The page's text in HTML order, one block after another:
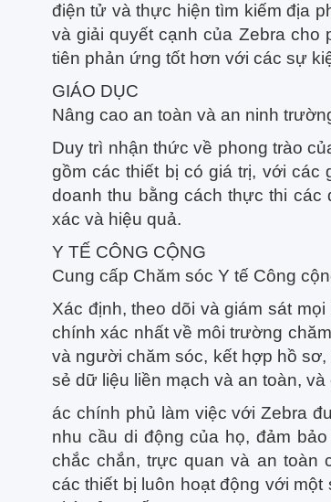
điện tử và thực hiện tìm kiếm địa
và giải quyết cạnh của Zebra
tiên phản ứng tốt hơn với các sự
GIÁO DỤC
Nâng cao an toàn và an ninh
Duy trì nhận thức về phong trào
gồm các thiết bị có giá trị, với
doanh thu bằng cách thực thi
xác và hiệu quả.
Y TẾ CÔNG CỘNG
Cung cấp Chăm sóc Y tế Công
Xác định, theo dõi và giám sát
chính xác nhất về môi trường
và người chăm sóc, kết hợp hồ
sẻ dữ liệu liền mạch và an toàn,
ác chính phủ làm việc với Zebra
nhu cầu di động của họ, đảm
chắc chắn, trực quan và an toàn
các thiết bị luôn hoạt động với